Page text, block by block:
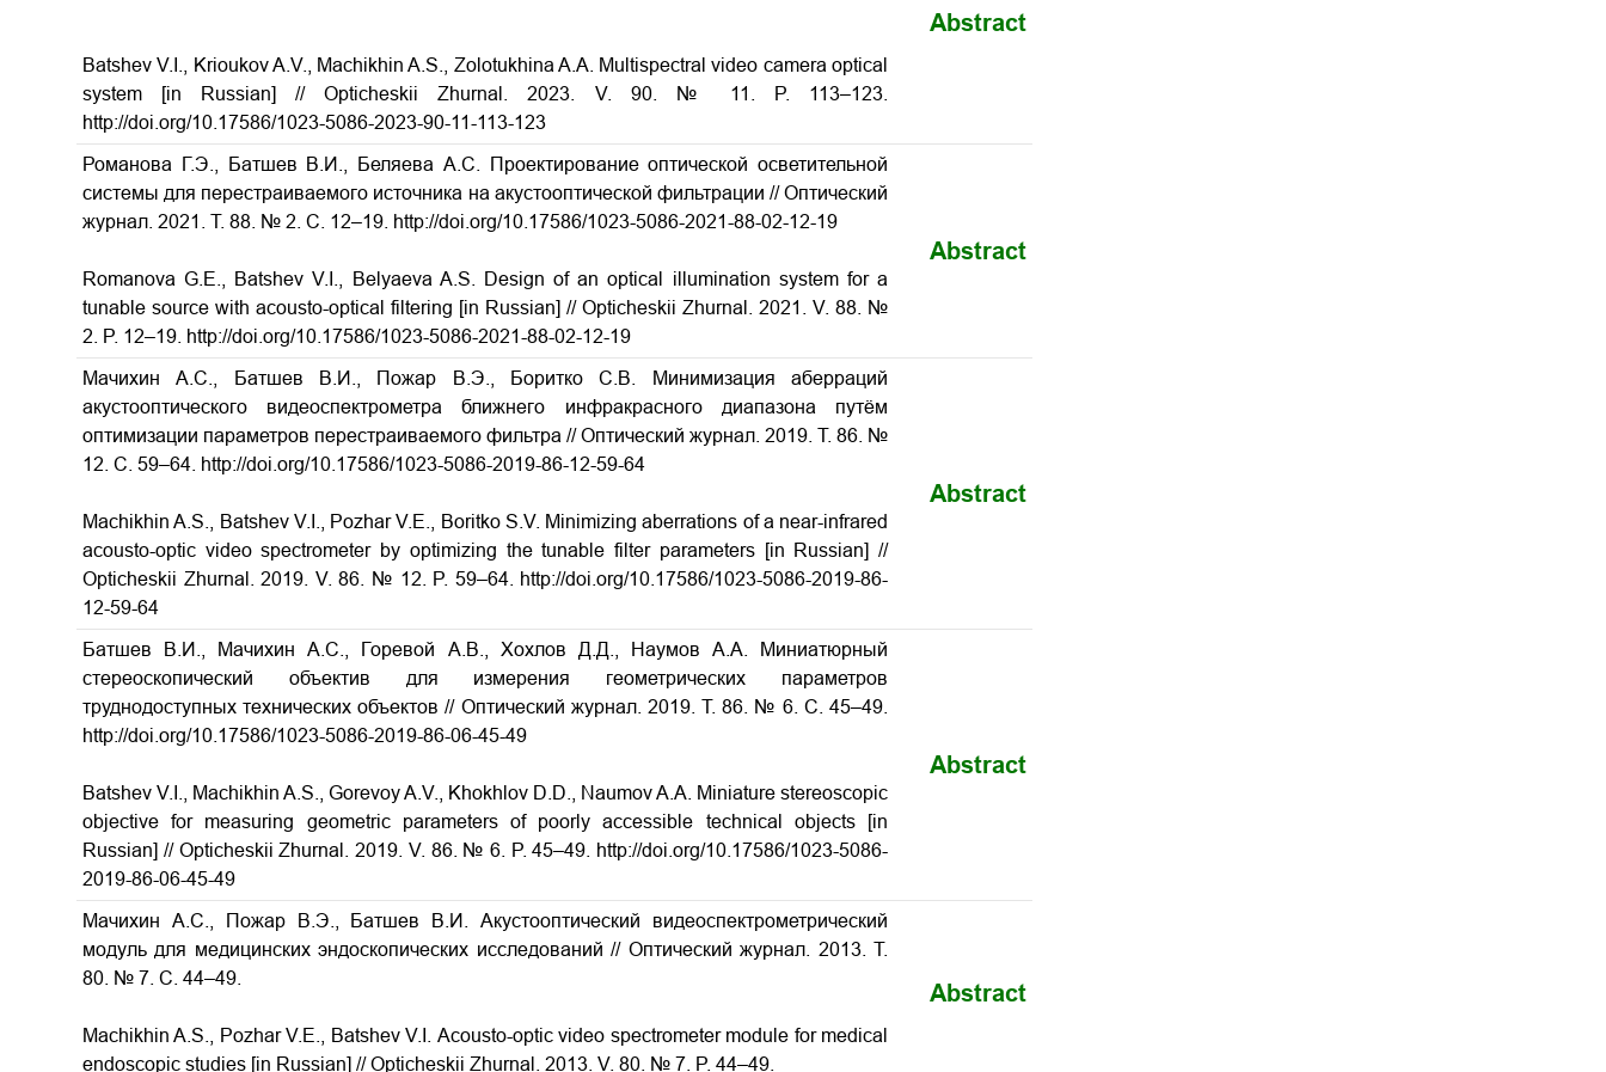
Batshev V.I., Krioukov A.V., Machikhin A.S., Zolotukhina A.A. Multispectral video camera optical
system [in Russian] // Opticheskii Zhurnal. 2023. V. 90. № 11. P. 113–123.
http://doi.org/10.17586/1023-5086-2023-90-11-113-123
Abstract
Романова Г.Э., Батшев В.И., Беляева А.С. Проектирование оптической осветительной
системы для перестраиваемого источника на акустооптической фильтрации // Оптический
журнал. 2021. Т. 88. № 2. С. 12–19. http://doi.org/10.17586/1023-5086-2021-88-02-12-19
Romanova G.E., Batshev V.I., Belyaeva A.S. Design of an optical illumination system for a
tunable source with acousto-optical filtering [in Russian] // Opticheskii Zhurnal. 2021. V. 88. №
2. P. 12–19. http://doi.org/10.17586/1023-5086-2021-88-02-12-19
Abstract
Мачихин А.С., Батшев В.И., Пожар В.Э., Боритко С.В. Минимизация аберраций
акустооптического видеоспектрометра ближнего инфракрасного диапазона путём
оптимизации параметров перестраиваемого фильтра // Оптический журнал. 2019. Т. 86. №
12. С. 59–64. http://doi.org/10.17586/1023-5086-2019-86-12-59-64
Machikhin A.S., Batshev V.I., Pozhar V.E., Boritko S.V. Minimizing aberrations of a near-infrared
acousto-optic video spectrometer by optimizing the tunable filter parameters [in Russian] //
Opticheskii Zhurnal.
2019. V. 86. № 12. P. 59–64. http://doi.org/10.17586/1023-5086-2019-86-
12-59-64
Abstract
Батшев В.И., Мачихин А.С., Горевой А.В., Хохлов Д.Д., Наумов А.А. Миниатюрный
стереоскопический объектив для измерения геометрических параметров
труднодоступных технических объектов// Оптический журнал. 2019. Т. 86. № 6. С. 45–49.
http://doi.org/10.17586/1023-5086-2019-86-06-45-49
Batshev V.I., Machikhin A.S., Gorevoy A.V., Khokhlov D.D., Naumov A.A. Miniature stereoscopic
objective for measuring geometric parameters of poorly accessible technical objects
[in
Russian] // Opticheskii Zhurnal. 2019. V. 86. № 6. P. 45–49. http://doi.org/10.17586/1023-5086-
2019-86-06-45-49
Abstract
Мачихин А.С., Пожар В.Э., Батшев В.И. Акустооптический видеоспектрометрический
модуль для медицинских эндоскопических исследований// Оптический журнал. 2013. Т.
80. № 7. С. 44–49.
Machikhin A.S., Pozhar V.E., Batshev V.I. Acousto-optic video spectrometer module for medical
endoscopic studies [in Russian] // Opticheskii Zhurnal. 2013. V. 80. № 7. P. 44–49.
Abstract